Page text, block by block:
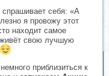
спрашивает себя: «А
я провожу этот
находит самое
свою лучшую
приблизиться к